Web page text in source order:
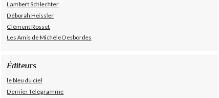
Lambert Schlechter
Déborah Heissler
Clément Rosset
Les Amis de Michèle Desbordes
Éditeurs
le bleu du ciel
Dernier Télégramme